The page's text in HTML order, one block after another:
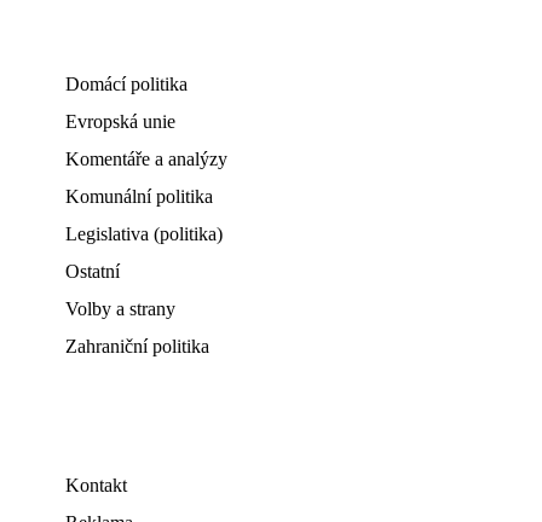
Domácí politika
Evropská unie
Komentáře a analýzy
Komunální politika
Legislativa (politika)
Ostatní
Volby a strany
Zahraniční politika
Kontakt